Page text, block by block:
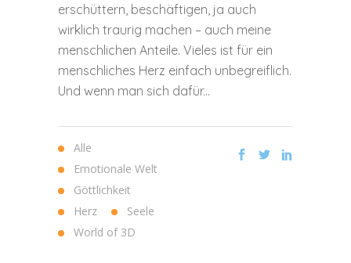
erschüttern, beschäftigen, ja auch
wirklich traurig machen – auch meine
menschlichen Anteile. Vieles ist für ein
menschliches Herz einfach unbegreiflich.
Und wenn man sich dafür...
Alle
Emotionale Welt
Göttlichkeit
Herz
Seele
World of 3D